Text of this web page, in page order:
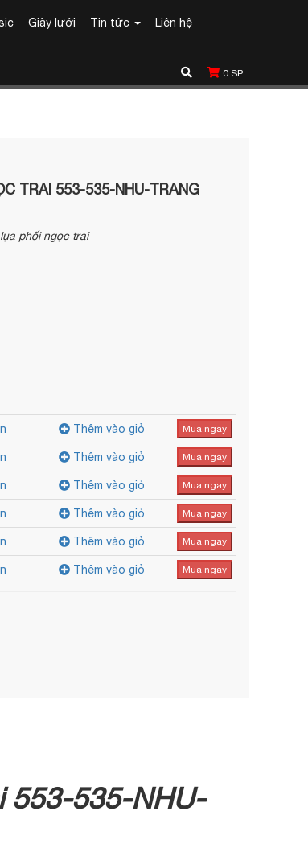
Giày lưới Tin tức Liên hệ
0 SP
TRAI 553-535-NHU-TRANG
phối ngọc trai
Thêm vào giỏ Mua ngay
Thêm vào giỏ Mua ngay
Thêm vào giỏ Mua ngay
Thêm vào giỏ Mua ngay
Thêm vào giỏ Mua ngay
Thêm vào giỏ Mua ngay
553-535-NHU-